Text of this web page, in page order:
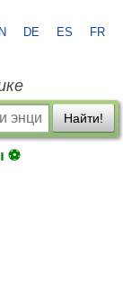
DE ES FR
Найти!
⚽